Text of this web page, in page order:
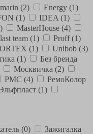
(2) Energy (1)
(1) IDEA (1)
MasterHouse (4)
team (1) Proff(1)
(1) Unibob (3)
(1)
Без бренда
Москвичка (2)
РМС (4)
РемоКолор
(1)
(0)
Зажигалка